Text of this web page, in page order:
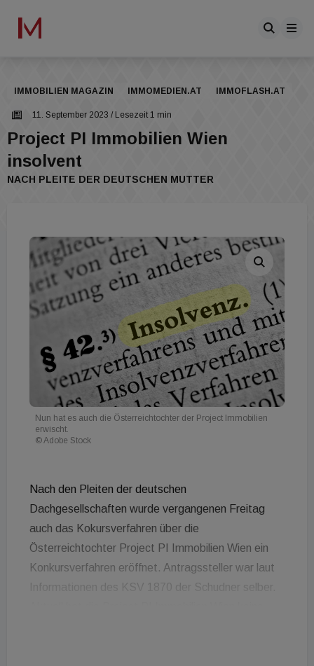
IMMOBILIEN MAGAZIN IMMOMEDIEN.AT IMMOFLASH.AT
11. September 2023 / Lesezeit 1 min
Project PI Immobilien Wien
insolvent
NACH PLEITE DER DEUTSCHEN MUTTER
Nun hat es auch die Österreichtochter der Project Immobilien
erwischt.
© Adobe Stock
Nach den Pleiten der deutschen
Dachgesellschaften wurde vergangenen Freitag
auch das Kokursverfahren über die
Österreichtochter Project PI Immobilien Wien ein
Konkursverfahren eröffnet. Antragssteller war laut